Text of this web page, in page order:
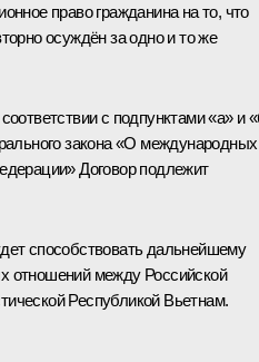
право гражданина на то, что
осуждён за одно и то же
с подпунктами «а» и
закона «О международных
Договор подлежит
способствовать дальнейшему
отношений между Российской
Республикой Вьетнам.